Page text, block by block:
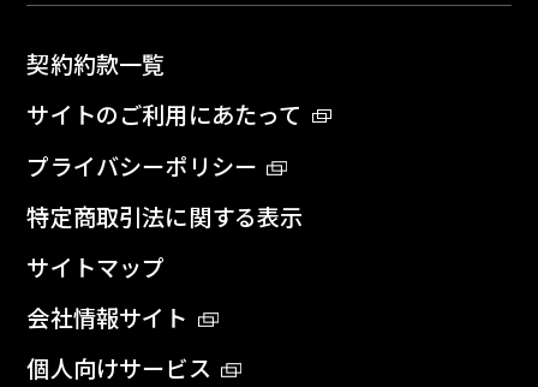
契約約款一覧
サイトのご利用にあたって
プライバシーポリシー
特定商取引法に関する表示
サイトマップ
会社情報サイト
個人向けサービス